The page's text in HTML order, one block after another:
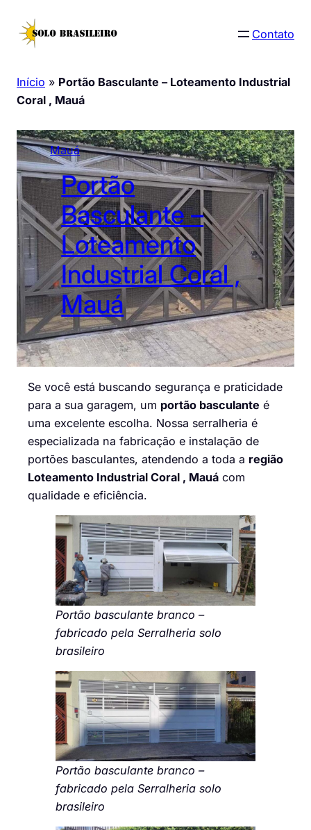
para
Contato
Início » Portão Basculante – Loteamento Industrial
Coral , Mauá
Mauá
Portão
Basculante –
Loteamento
Industrial Coral ,
Mauá
Se você está buscando segurança e praticidade
para a sua garagem, um portão basculante é
uma excelente escolha. Nossa serralheria é
especializada na fabricação e instalação de
portões basculantes, atendendo a toda a região
Loteamento Industrial Coral , Mauá com
qualidade e eficiência.
Portão basculante branco –
fabricado pela Serralheria solo
brasileiro
Portão basculante branco –
fabricado pela Serralheria solo
brasileiro